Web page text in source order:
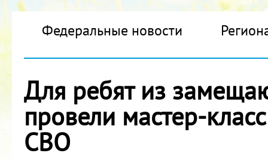
Федеральные новости
Для ребят из
провели мастер-
СВО